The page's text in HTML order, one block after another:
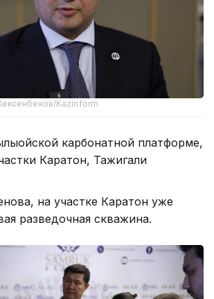
Kazinform
карбонатной платформе,
Каратон, Тажигали
на участке Каратон уже
разведочная скважина.